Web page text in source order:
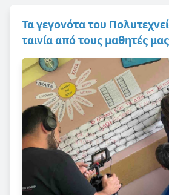
Τα γεγονότα του
ταινία από τους μαθητές μας